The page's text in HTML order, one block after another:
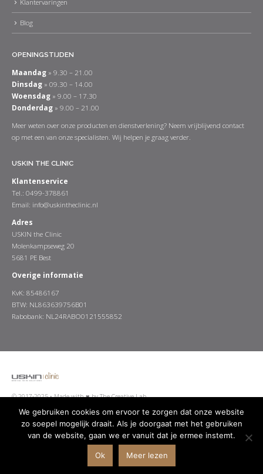
Blog
OPENINGSTIJDEN
Maandag » 9.30 – 21.00
Dinsdag » 09.30 – 14.00
Woensdag » 9.00 – 17.30
Donderdag » 9.00 – 21.00
Meer weten over onze producten en dienstverlening? Neem vrijblijvend contact
op met een van onze specialisten. Wij helpen je graag verder.
USKIN THE CLINIC
Klantenservice
Tel.: 0499-378861
Email: info@uskintheclinic.nl
Adres
USKIN the Clinic
Molenkampseweg 20
5681 PE Best
Overige informatie
KvK: 85486167
BTW: NL863639756B01
Rabobank: NL24RABO0121555852
© 2017-2025 •Made with ♥ by The Creative Lab
Disclaimer Privacy Policy
We gebruiken cookies om ervoor te zorgen dat onze website
zo soepel mogelijk draait. Als je doorgaat met het gebruiken
van de website, gaan we er vanuit dat je ermee instemt.
Ok Meer lezen